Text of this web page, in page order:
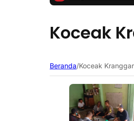
Koceak
Beranda/Koceak